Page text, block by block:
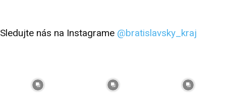
Sledujte nás na Instagrame @bratislavsky_kraj